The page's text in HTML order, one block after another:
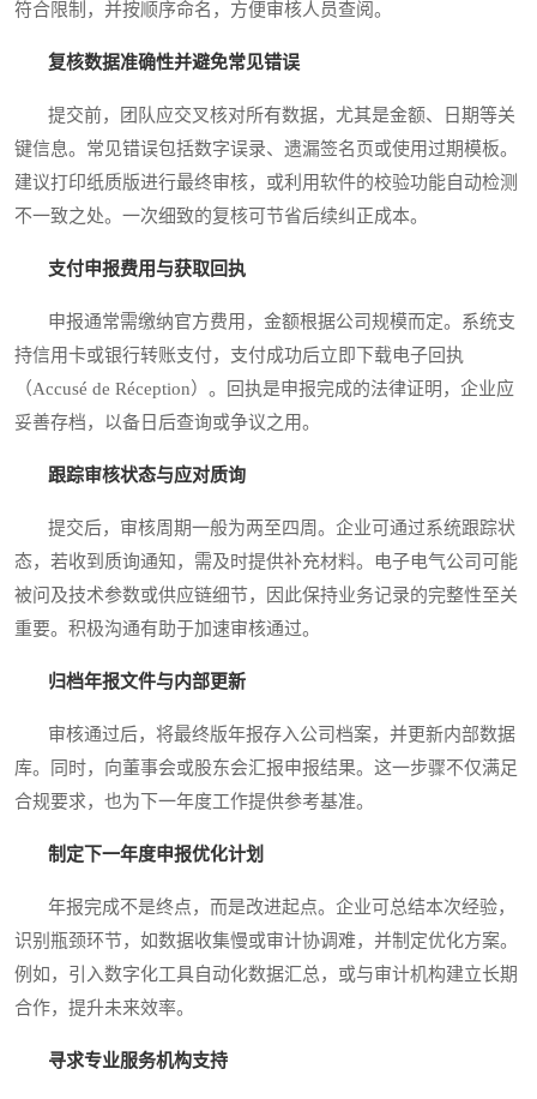
符合限制，并按顺序命名，方便审核人员查阅。
复核数据准确性并避免常见错误
提交前，团队应交叉核对所有数据，尤其是金额、日期等关
键信息。常见错误包括数字误录、遗漏签名页或使用过期模板。
建议打印纸质版进行最终审核，或利用软件的校验功能自动检测
不一致之处。一次细致的复核可节省后续纠正成本。
支付申报费用与获取回执
申报通常需缴纳官方费用，金额根据公司规模而定。系统支
持信用卡或银行转账支付，支付成功后立即下载电子回执
（Accusé de Réception）。回执是申报完成的法律证明，企业应
妥善存档，以备日后查询或争议之用。
跟踪审核状态与应对质询
提交后，审核周期一般为两至四周。企业可通过系统跟踪状
态，若收到质询通知，需及时提供补充材料。电子电气公司可能
被问及技术参数或供应链细节，因此保持业务记录的完整性至关
重要。积极沟通有助于加速审核通过。
归档年报文件与内部更新
审核通过后，将最终版年报存入公司档案，并更新内部数据
库。同时，向董事会或股东会汇报申报结果。这一步骤不仅满足
合规要求，也为下一年度工作提供参考基准。
制定下一年度申报优化计划
年报完成不是终点，而是改进起点。企业可总结本次经验，
识别瓶颈环节，如数据收集慢或审计协调难，并制定优化方案。
例如，引入数字化工具自动化数据汇总，或与审计机构建立长期
合作，提升未来效率。
寻求专业服务机构支持